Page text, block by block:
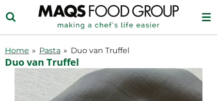
direct
naar
hoofdinhoud
Home » Pasta » Duo van Truffel
Duo van Truffel